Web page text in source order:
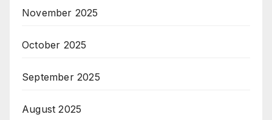
November 2025
October 2025
September 2025
August 2025